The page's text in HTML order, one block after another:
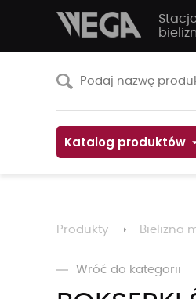
Katalog produktów
Produkty Bielizna
Wróć do kategorii